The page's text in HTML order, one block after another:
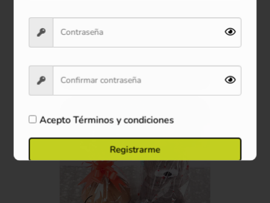
Comprar ahora
AceptoTérminos y condiciones
Registrarme